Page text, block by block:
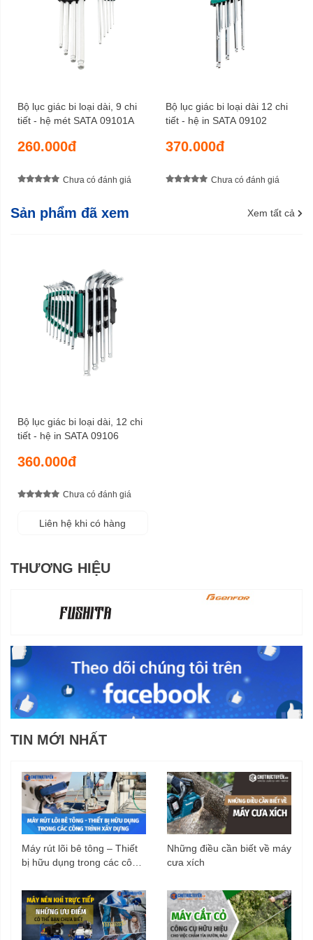
Bộ lục giác bi loại dài, 9 chi
tiết - hệ mét SATA 09101A
260.000đ
Chưa có đánh giá
Bộ lục giác bi loại dài 12 chi
tiết - hệ in SATA 09102
370.000đ
Chưa có đánh giá
Sản phẩm đã xem Xem tất cả
Bộ lục giác bi loại dài, 12 chi
tiết - hệ in SATA 09106
360.000đ
Chưa có đánh giá
Liên hệ khi có hàng
THƯƠNG HIỆU
TIN MỚI NHẤT
Máy rút lõi bê tông – Thiết
bị hữu dụng trong các công
Những điều cần biết về máy
cưa xích